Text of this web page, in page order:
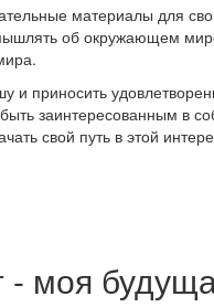
материалы для
об окружающем
и приносить
заинтересованным в
свой путь в этой
- моя